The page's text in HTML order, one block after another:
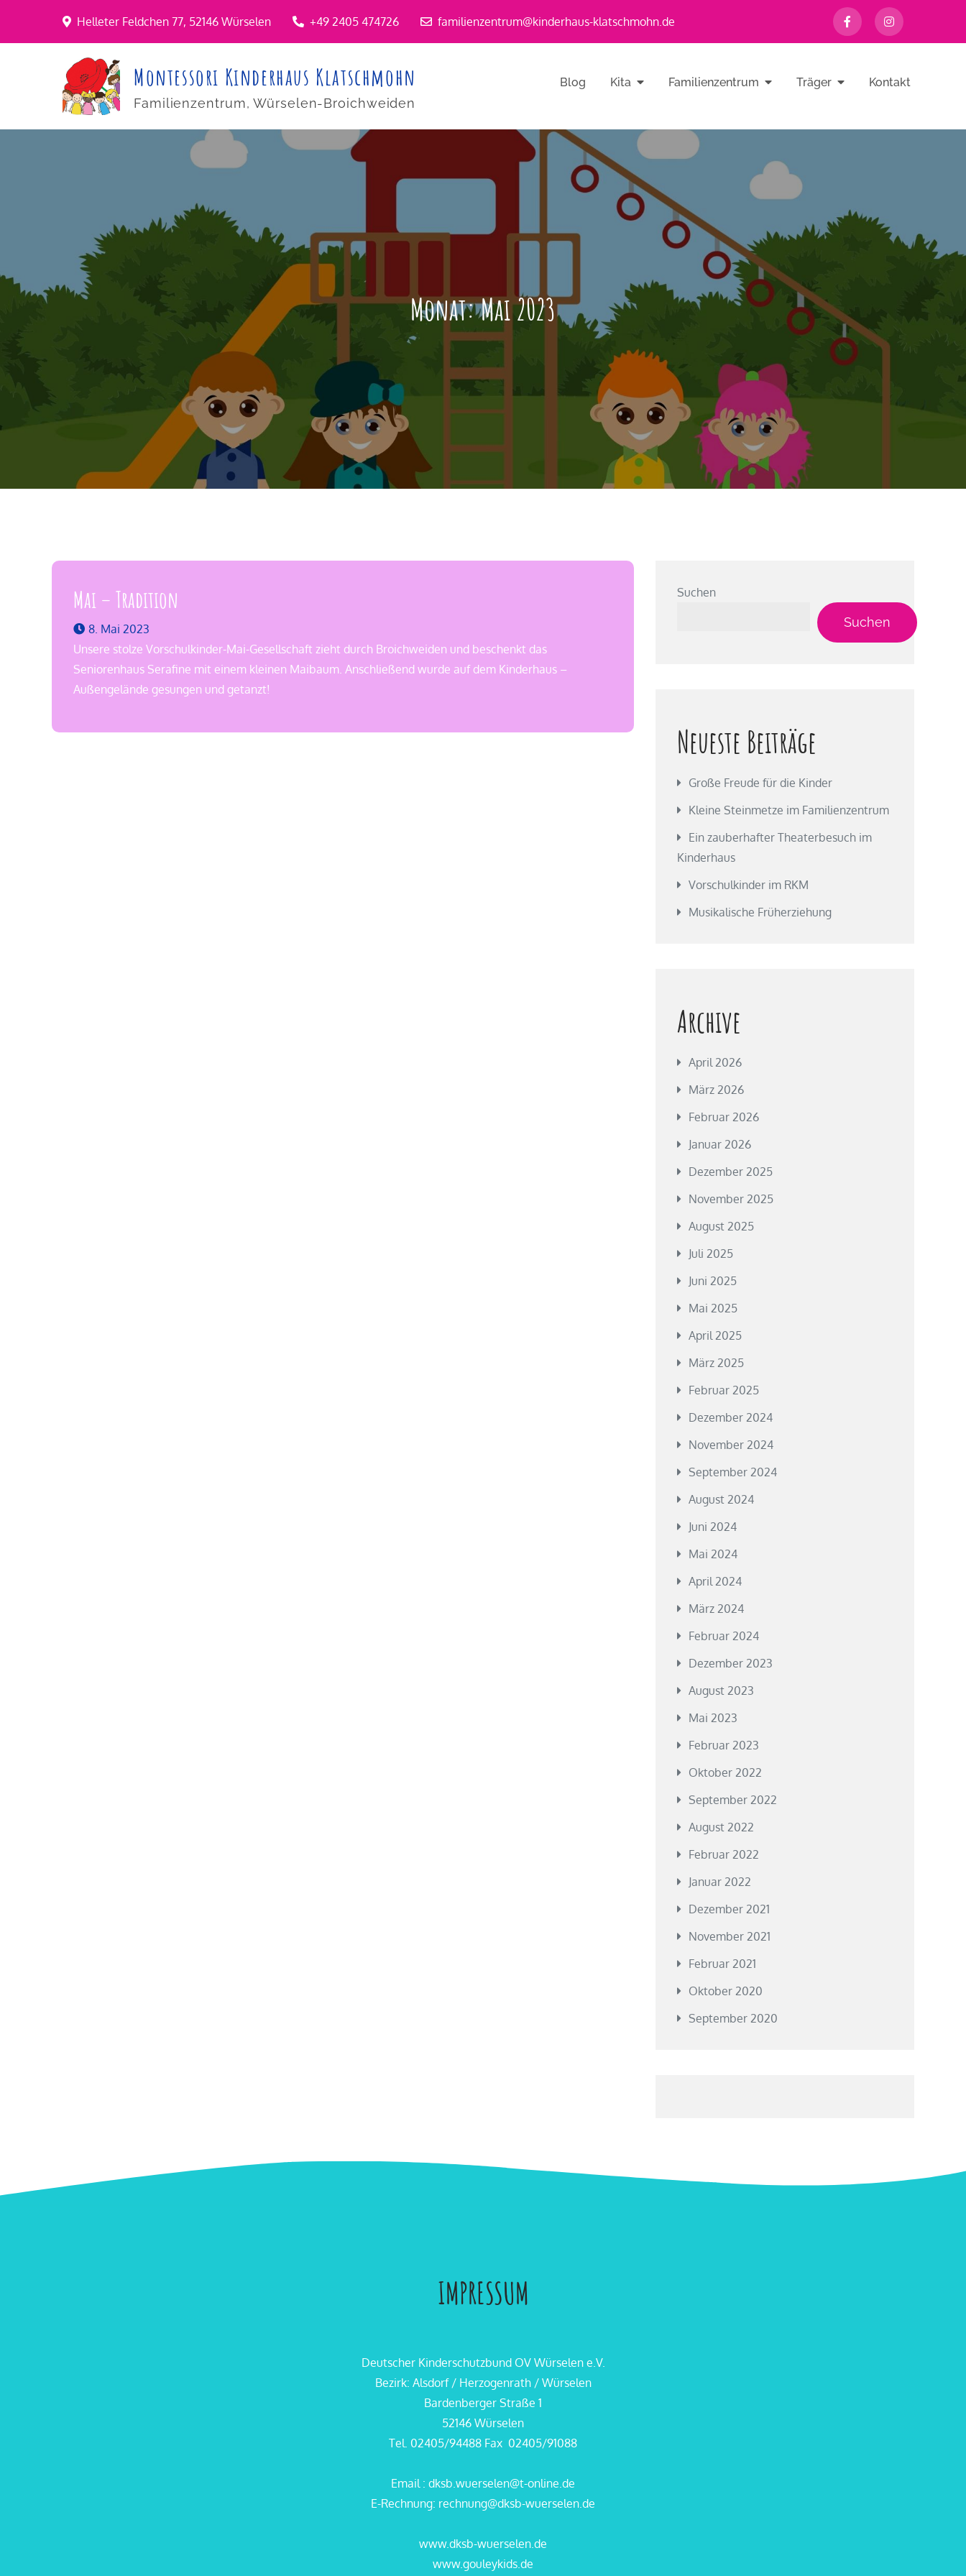
Helleter Feldchen 77, 52146 Würselen +49 2405 474726 familienzentrum@kinderhaus-klatschmohn.de
Montessori Kinderhaus Klatschmohn
Familienzentrum, Würselen-Broichweiden
Blog Kita Familienzentrum Träger Kontakt
Monat:Mai 2023
Mai – Tradition
8. Mai 2023
Unsere stolze Vorschulkinder-Mai-Gesellschaft zieht durch Broichweiden und beschenkt das
Seniorenhaus Serafine mit einem kleinen Maibaum. Anschließend wurde auf dem Kinderhaus –
Außengelände gesungen und getanzt!
Suchen
Suchen
Neueste Beiträge
Große Freude für die Kinder
Kleine Steinmetze im Familienzentrum
Ein zauberhafter Theaterbesuch im
Kinderhaus
Vorschulkinder im RKM
Musikalische Früherziehung
Archive
April 2026
März 2026
Februar 2026
Januar 2026
Dezember 2025
November 2025
August 2025
Juli 2025
Juni 2025
Mai 2025
April 2025
März 2025
Februar 2025
Dezember 2024
November 2024
September 2024
August 2024
Juni 2024
Mai 2024
April 2024
März 2024
Februar 2024
Dezember 2023
August 2023
Mai 2023
Februar 2023
Oktober 2022
September 2022
August 2022
Februar 2022
Januar 2022
Dezember 2021
November 2021
Februar 2021
Oktober 2020
September 2020
IMPRESSUM
Deutscher Kinderschutzbund OV Würselen e.V.
Bezirk: Alsdorf / Herzogenrath / Würselen
Bardenberger Straße 1
52146 Würselen
Tel. 02405/94488 Fax 02405/91088
Email : dksb.wuerselen@t-online.de
E-Rechnung: rechnung@dksb-wuerselen.de
www.dksb-wuerselen.de
www.gouleykids.de